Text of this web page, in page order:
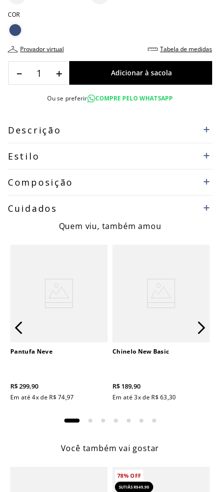
COR
provador virtual tabela de medidas
＋
－
Ou se preferir COMPRE PELO WHATSAPP
Descrição
Estilo
Composição
Cuidados
Quem viu, também amou
Pantufa Neve
R$299,90
Em até4x de R$ 74,97
Chinelo New Basic
R$ 189,90
Em até3x de R$ 63,30
Você também vai gostar
78%OFF
SUTIÃS R$49,90